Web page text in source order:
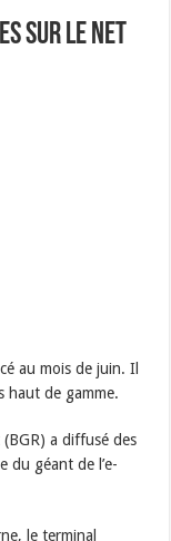
sur le Net
au mois de juin. Il
haut de gamme.
a diffusé des
du géant de l’e-
le terminal